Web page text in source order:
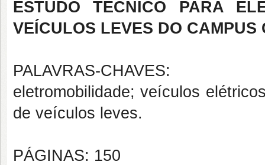
ESTUDO TÉCNICO PARA
VEÍCULOS LEVES DO
PALAVRAS-CHAVES:
eletromobilidade; veículos
de veículos leves.
PÁGINAS: 150